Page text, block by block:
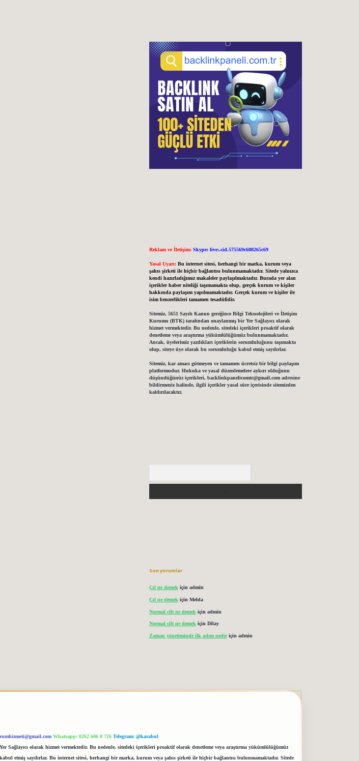
Reklam ve İletişim: Skype: live:.cid.575569c608265c69
Yasal Uyarı: Bu internet sitesi, herhangi bir marka, kurum veya
şahıs şirketi ile hiçbir bağlantısı bulunmamaktadır. Sitede yalnızca
kendi hazırladığımız makaleler paylaşılmaktadır. Burada yer alan
içerikler haber niteliği taşımamakta olup, gerçek kurum ve kişiler
hakkında paylaşım yapılmamaktadır. Gerçek kurum ve kişiler ile
isim benzerlikleri tamamen tesadüfidir.
Sitemiz, 5651 Sayılı Kanun gereğince Bilgi Teknolojileri ve İletişim
Kurumu (BTK) tarafından onaylanmış bir Yer Sağlayıcı olarak
hizmet vermektedir. Bu nedenle, sitedeki içerikleri proaktif olarak
denetleme veya araştırma yükümlülüğümüz bulunmamaktadır.
Ancak, üyelerimiz yazdıkları içeriklerin sorumluluğunu taşımakta
olup, siteye üye olarak bu sorumluluğu kabul etmiş sayılırlar.
Sitemiz, kar amacı gütmeyen ve tamamen ücretsiz bir bilgi paylaşım
platformudur. Hukuka ve yasal düzenlemelere aykırı olduğunu
düşündüğünüz içerikleri, backlinkpanelicomtr@gmail.comadresine
bildirmeniz halinde, ilgili içerikler yasal süre içerisinde sitemizden
kaldırılacaktır.
Son yorumlar
Çıl ne demekiçin admin
Çıl ne demek için Melda
Normal cilt ne demek için admin
Normal cilt ne demek için Dilay
Zaman yönetiminde ilk adım nediriçin admin
Whatsapp: 0262 606 0 726 Telegram: @karabul
olarak hizmet vermektedir. Bu nedenle, sitedeki içerikleri proaktif olarak denetleme veya araştırma yükümlülüğümüz
etmiş sayılırlar. Bu internet sitesi, herhangi bir marka, kurum veya şahıs şirketi ile hiçbir bağlantısı bulunmamaktadır. Sitede